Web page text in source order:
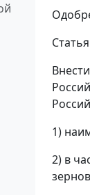
1)
2) в